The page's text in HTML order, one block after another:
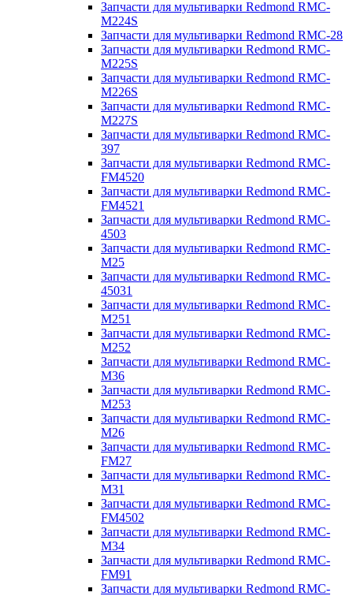
Запчасти для мультиварки Redmond RMC-
M224S
Запчасти для мультиварки Redmond RMC-28
Запчасти для мультиварки Redmond RMC-
M225S
Запчасти для мультиварки Redmond RMC-
M226S
Запчасти для мультиварки Redmond RMC-
M227S
Запчасти для мультиварки Redmond RMC-
397
Запчасти для мультиварки Redmond RMC-
FM4520
Запчасти для мультиварки Redmond RMC-
FM4521
Запчасти для мультиварки Redmond RMC-
4503
Запчасти для мультиварки Redmond RMC-
M25
Запчасти для мультиварки Redmond RMC-
45031
Запчасти для мультиварки Redmond RMC-
M251
Запчасти для мультиварки Redmond RMC-
M252
Запчасти для мультиварки Redmond RMC-
M36
Запчасти для мультиварки Redmond RMC-
M253
Запчасти для мультиварки Redmond RMC-
M26
Запчасти для мультиварки Redmond RMC-
FM27
Запчасти для мультиварки Redmond RMC-
M31
Запчасти для мультиварки Redmond RMC-
FM4502
Запчасти для мультиварки Redmond RMC-
M34
Запчасти для мультиварки Redmond RMC-
FM91
Запчасти для мультиварки Redmond RMC-